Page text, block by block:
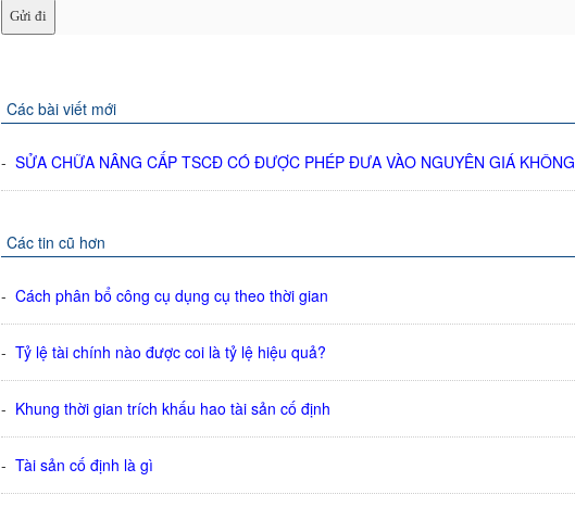
Các bài viết mới
- SỬA CHỮA NÂNG CẤP TSCĐ CÓ ĐƯỢC PHÉP ĐƯA VÀO NGUYÊN GIÁ KHÔNG
Các tin cũ hơn
- Cách phân bổ công cụ dụng cụ theo thời gian
- Tỷ lệ tài chính nào được coi là tỷ lệ hiệu quả?
- Khung thời gian trích khấu hao tài sản cố định
- Tài sản cố định là gì